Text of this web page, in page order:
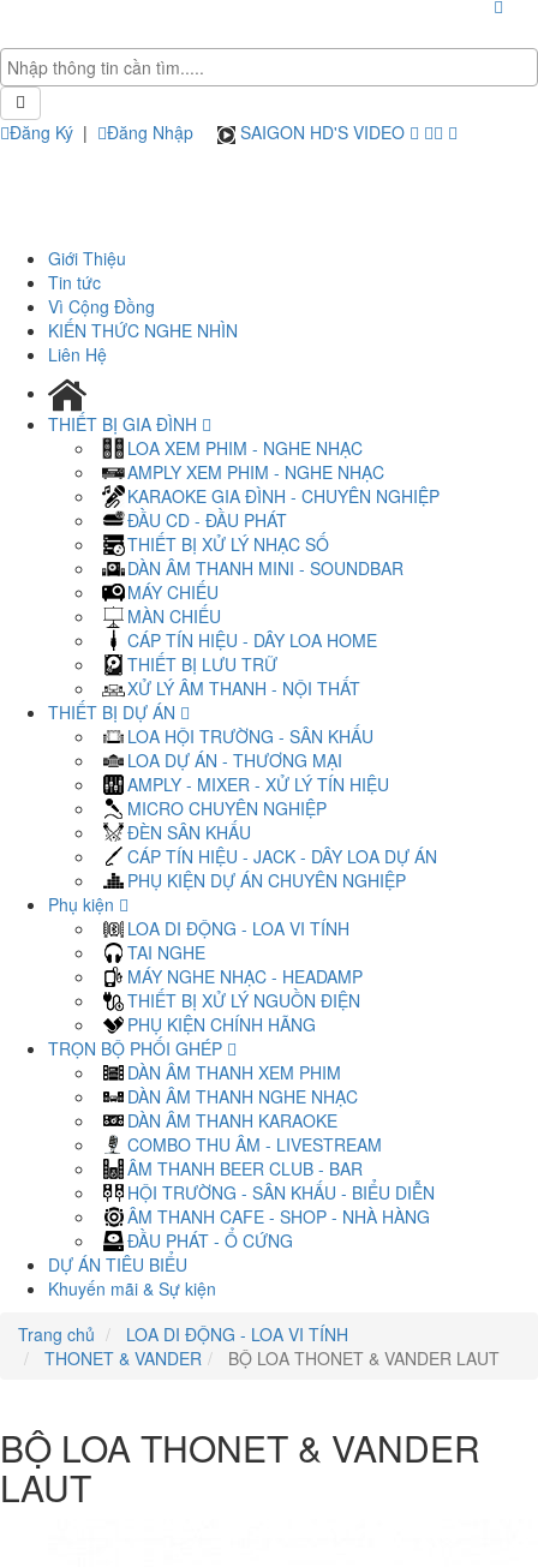
Đăng Ký | Đăng Nhập SAIGON HD'S VIDEO
Giới Thiệu
Tin tức
Vì Cộng Đồng
KIẾN THỨC NGHE NHÌN
Liên Hệ
THIẾT BỊ GIA ĐÌNH
LOA XEM PHIM - NGHE NHẠC
AMPLY XEM PHIM - NGHE NHẠC
KARAOKE GIA ĐÌNH - CHUYÊN NGHIỆP
ĐẦU CD - ĐẦU PHÁT
THIẾT BỊ XỬ LÝ NHẠC SỐ
DÀN ÂM THANH MINI - SOUNDBAR
MÁY CHIẾU
MÀN CHIẾU
CÁP TÍN HIỆU - DÂY LOA HOME
THIẾT BỊ LƯU TRỮ
XỬ LÝ ÂM THANH - NỘI THẤT
THIẾT BỊ DỰ ÁN
LOA HỘI TRƯỜNG - SÂN KHẤU
LOA DỰ ÁN - THƯƠNG MẠI
AMPLY - MIXER - XỬ LÝ TÍN HIỆU
MICRO CHUYÊN NGHIỆP
ĐÈN SÂN KHẤU
CÁP TÍN HIỆU - JACK - DÂY LOA DỰ ÁN
PHỤ KIỆN DỰ ÁN CHUYÊN NGHIỆP
Phụ kiện
LOA DI ĐỘNG - LOA VI TÍNH
TAI NGHE
MÁY NGHE NHẠC - HEADAMP
THIẾT BỊ XỬ LÝ NGUỒN ĐIỆN
PHỤ KIỆN CHÍNH HÃNG
TRỌN BỘ PHỐI GHÉP
DÀN ÂM THANH XEM PHIM
DÀN ÂM THANH NGHE NHẠC
DÀN ÂM THANH KARAOKE
COMBO THU ÂM - LIVESTREAM
ÂM THANH BEER CLUB - BAR
HỘI TRƯỜNG - SÂN KHẤU - BIỂU DIỄN
ÂM THANH CAFE - SHOP - NHÀ HÀNG
ĐẦU PHÁT - Ổ CỨNG
DỰ ÁN TIÊU BIỂU
Khuyến mãi & Sự kiện
Trang chủ
LOA DI ĐỘNG - LOA VI TÍNH
THONET & VANDER
BỘ LOA THONET & VANDER LAUT
BỘ LOA THONET & VANDER
LAUT